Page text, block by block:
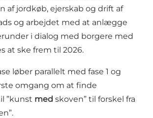
af jordkøb, ejerskab og drift af
og arbejdet med at anlægge
i dialog med borgere med
at ske frem til 2026.
løber parallelt med fase 1 og
omgang om at finde
”kunst med skoven” til forskel fra